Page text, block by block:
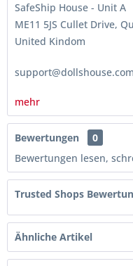
SafeShip House - Unit A
ME11 5JS Cullet Drive,
United Kindom
support@dollshouse.com
mehr
Bewertungen
0
Bewertungen lesen,
Trusted Shops
Ähnliche Artikel